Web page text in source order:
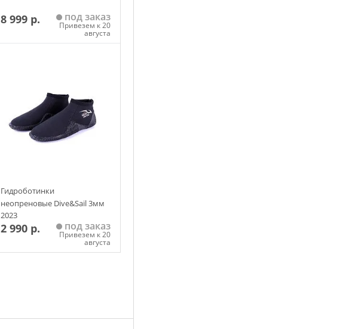
8 999 р. под заказ
Привезем к 20
августа
Размер
41 42 43
Гидроботинки
неопреновые Dive&Sail 3мм
2023
2 990 р. под заказ
Привезем к 20
августа